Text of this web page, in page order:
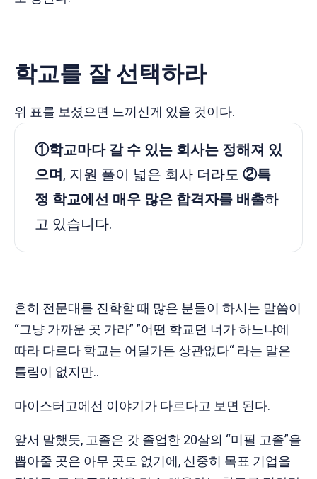
학교를 잘 선택하라
위 표를 보셨으면 느끼신게 있을 것이다.
①학교마다 갈 수 있는 회사는 정해져 있
으며, 지원 풀이 넓은 회사 더라도 ②특
정 학교에선 매우 많은 합격자를 배출하
고 있습니다.
흔히 전문대를 진학할 때 많은 분들이 하시는 말씀이
“그냥 가까운 곳 가라” ”어떤 학교던 너가 하느냐에
따라 다르다 학교는 어딜가든 상관없다“ 라는 말은
틀림이 없지만..
마이스터고에선 이야기가 다르다고 보면 된다.
앞서 말했듯, 고졸은 갓 졸업한 20살의 “미필 고졸”을
뽑아줄 곳은 아무 곳도 없기에, 신중히 목표 기업을